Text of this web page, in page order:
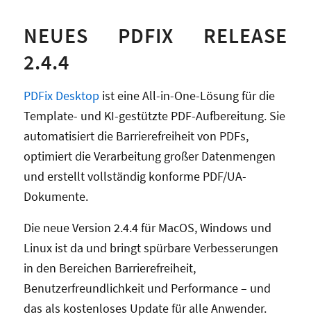
NEUES PDFIX RELEASE
2.4.4
PDFix Desktopist eine All-in-One-Lösung für die
Template- und KI-gestützte PDF-Aufbereitung. Sie
automatisiert die Barrierefreiheit von PDFs,
optimiert die Verarbeitung großer Datenmengen
und erstellt vollständig konforme PDF/UA-
Dokumente.
Die neue Version 2.4.4 für MacOS, Windows und
Linux ist da und bringt spürbare Verbesserungen
in den Bereichen Barrierefreiheit,
Benutzerfreundlichkeit und Performance – und
das als kostenloses Update für alle Anwender.